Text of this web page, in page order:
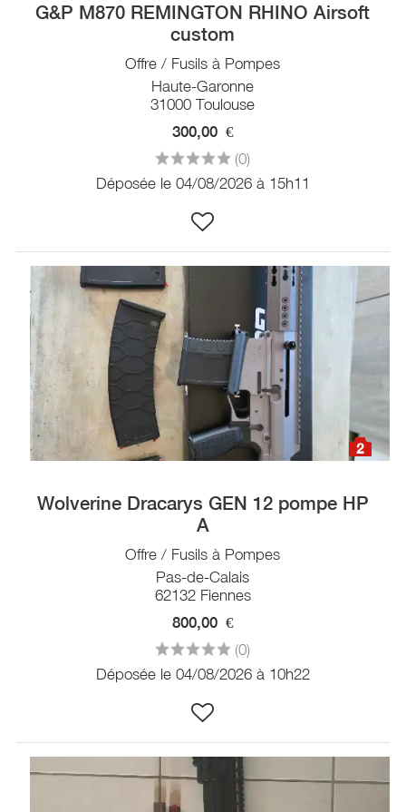
G&P M870 REMINGTON RHINO Airsoft
custom
Offre / Fusils à Pompes
Haute-Garonne
31000 Toulouse
300,00 €
(0)
Déposée le 04/08/2026 à 15h11
2
Wolverine Dracarys GEN 12 pompe HP
A
Offre / Fusils à Pompes
Pas-de-Calais
62132 Fiennes
800,00 €
(0)
Déposée le 04/08/2026 à 10h22